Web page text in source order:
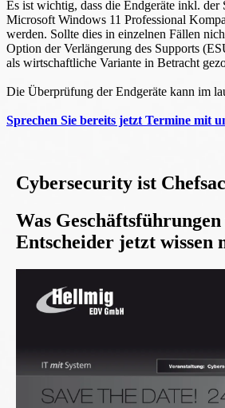
Es ist wichtig, dass die Endgeräte inkl. der
Microsoft Windows 11 Professional
werden. Sollte dies in einzelnen Fällen
Option der Verlängerung des Supports
als wirtschaftliche Variante in Betracht
Die Überprüfung der Endgeräte kann im
Sprechen Sie bereits jetzt Termine mit
Cybersecurity ist
Was
Entscheider jetzt wissen